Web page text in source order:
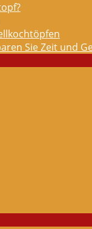
Sie Zeit und